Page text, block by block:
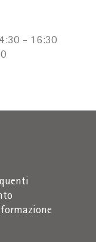
- 16:30